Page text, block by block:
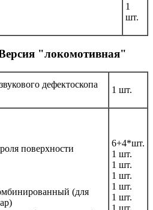
1
шт.
"локомотивная"
дефектоскопа
1 шт.
поверхности
(для
6+4*шт.
1 шт.
1 шт.
1 шт.
1 шт.
1 шт.